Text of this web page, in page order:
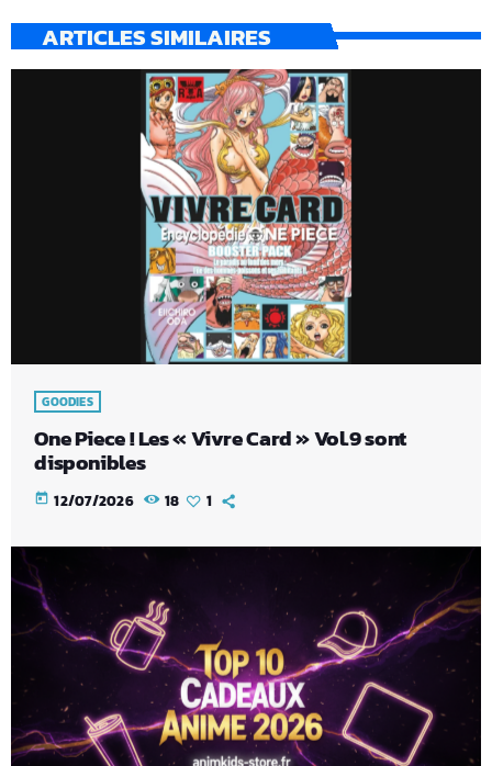
ARTICLES SIMILAIRES
GOODIES
One Piece ! Les « Vivre Card » Vol.9 sont
disponibles
today 12/07/2026 18 1